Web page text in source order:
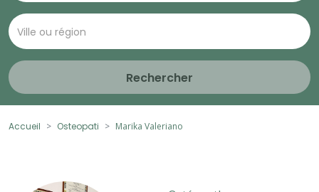
Rechercher
Accueil Osteopati Marika Valeriano